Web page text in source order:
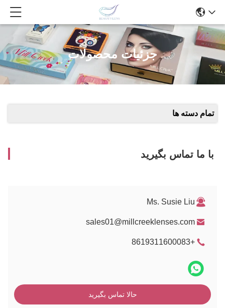
جزئیات محصولات
تمام دسته ها
با ما تماس بگیرید
Ms. Susie Liu
sales01@millcreeklenses.com
+8619311600083
حالا تماس بگیرید